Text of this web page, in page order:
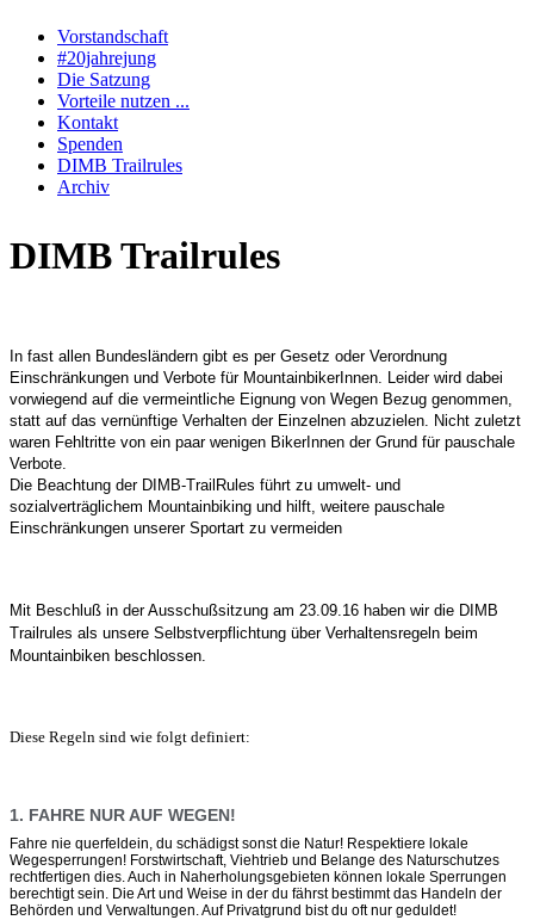
Vorstandschaft
#20jahrejung
Die Satzung
Vorteile nutzen ...
Kontakt
Spenden
DIMB Trailrules
Archiv
DIMB Trailrules
In fast allen Bundesländern gibt es per Gesetz oder Verordnung
Einschränkungen und Verbote für MountainbikerInnen. Leider wird dabei
vorwiegend auf die vermeintliche Eignung von Wegen Bezug genommen,
statt auf das vernünftige Verhalten der Einzelnen abzuzielen. Nicht zuletzt
waren Fehltritte von ein paar wenigen BikerInnen der Grund für pauschale
Verbote.
Die Beachtung der DIMB-TrailRules führt zu umwelt- und
sozialverträglichem Mountainbiking und hilft, weitere pauschale
Einschränkungen unserer Sportart zu vermeiden
Mit Beschluß in der Ausschußsitzung am 23.09.16 haben wir die DIMB
Trailrules als unsere Selbstverpflichtung über Verhaltensregeln beim
Mountainbiken beschlossen.
Diese Regeln sind wie folgt definiert:
1. FAHRE NUR AUF WEGEN!
Fahre nie querfeldein, du schädigst sonst die Natur! Respektiere lokale
Wegesperrungen! Forstwirtschaft, Viehtrieb und Belange des Naturschutzes
rechtfertigen dies. Auch in Naherholungsgebieten können lokale Sperrungen
berechtigt sein. Die Art und Weise in der du fährst bestimmt das Handeln der
Behörden und Verwaltungen. Auf Privatgrund bist du oft nur geduldet!